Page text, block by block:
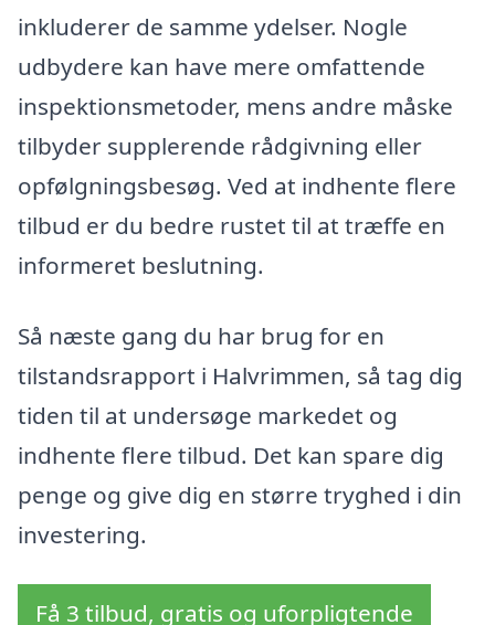
inkluderer de samme ydelser. Nogle
udbydere kan have mere omfattende
inspektionsmetoder, mens andre måske
tilbyder supplerende rådgivning eller
opfølgningsbesøg. Ved at indhente flere
tilbud er du bedre rustet til at træffe en
informeret beslutning.
Så næste gang du har brug for en
tilstandsrapport i Halvrimmen, så tag dig
tiden til at undersøge markedet og
indhente flere tilbud. Det kan spare dig
penge og give dig en større tryghed i din
investering.
Få 3 tilbud, gratis og uforpligtende